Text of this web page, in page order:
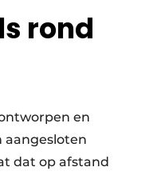
rond
en
aangesloten
dat op afstand